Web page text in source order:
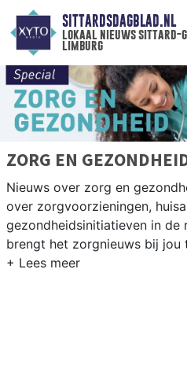
SITTARDSDAGBLAD.NL
lokaal nieuws sittard-
limburg
ZORG EN
Nieuws over zorg en
over zorgvoorzieningen,
gezondheidsinitiatieven in de
brengt het zorgnieuws bij jou